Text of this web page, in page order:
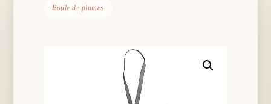
Boule de plumes